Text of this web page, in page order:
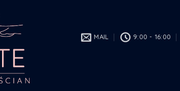
MAIL 9:00 - 16:00